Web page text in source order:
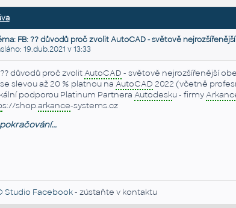
FB: ?? důvodů proč zvolit AutoCAD - světově
19.dub.2021 v 13:33
?? důvodů proč zvolitAutoCAD - světově nejrozšířenější
se slevou až 20 % platnou na AutoCAD 2022 (včetně
podporou Platinum Partnera Autodesku - firmy
s://shop.arkance-systems.cz
pokračování...
Studio Facebook- zústaňte v kontaktu